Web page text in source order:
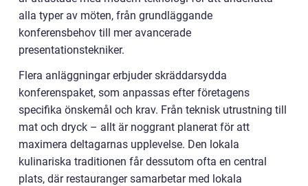
alla typer av möten, från grundläggande
konferensbehov till mer avancerade
presentationstekniker.
Flera anläggningar erbjuder skräddarsydda
konferenspaket, som anpassas efter företagens
specifika önskemål och krav. Från teknisk utrustning till
mat och dryck – allt är noggrant planerat för att
maximera deltagarnas upplevelse. Den lokala
kulinariska traditionen får dessutom ofta en central
plats, där restauranger samarbetar med lokala